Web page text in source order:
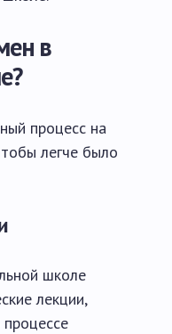
в
процесс на
легче было
школе
лекции,
процессе